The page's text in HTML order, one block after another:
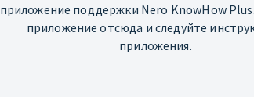
приложение поддержки Nero KnowHow
приложение отсюда и следуйте
приложения.